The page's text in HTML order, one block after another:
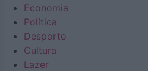
Economia
Política
Desporto
Cultura
Lazer